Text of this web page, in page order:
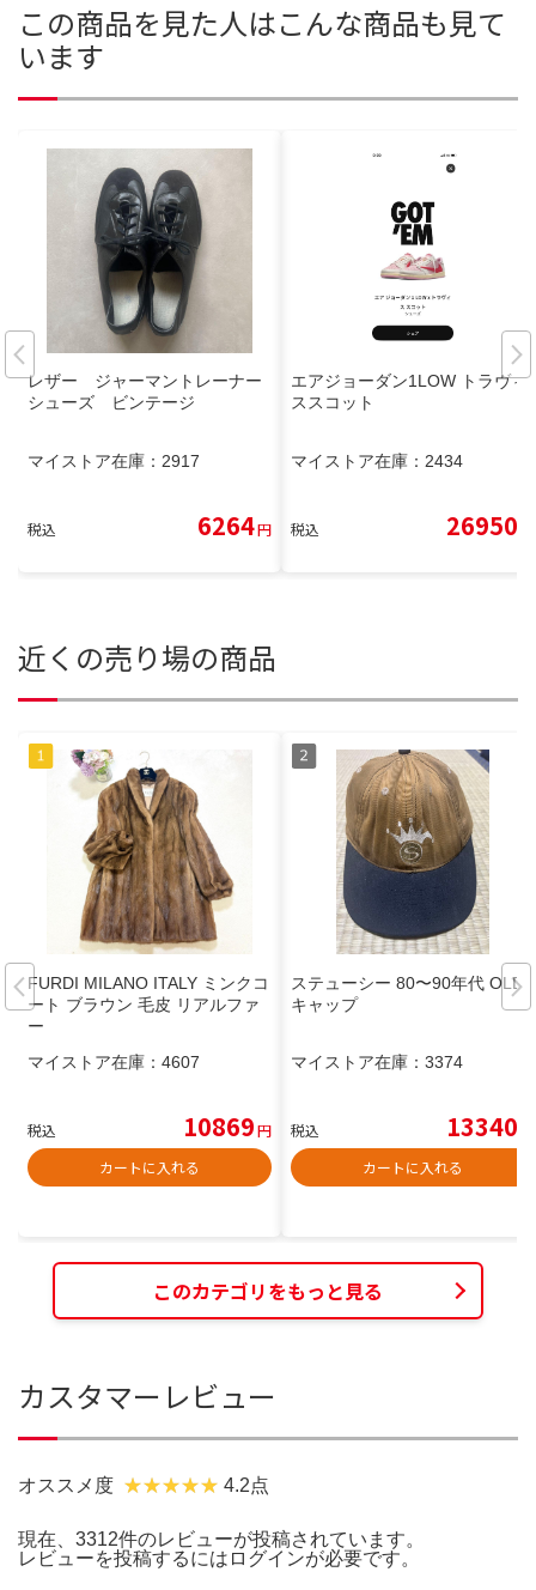
この商品を見た人はこんな商品も見て
います
レザー ジャーマントレーナー
シューズ ビンテージ
マイストア在庫： 2917
税込 6264円
エアジョーダン1LOW トラヴィ
ススコット
マイストア在庫： 2434
税込 26950
近くの売り場の商品
FURDI MILANO ITALY ミンクコ
ート ブラウン 毛皮 リアルファ
ー
マイストア在庫： 4607
税込 10869円
カートに入れる
ステューシー 80〜90年代 OLD
キャップ
マイストア在庫： 3374
税込 13340
カートに入れる
このカテゴリをもっと見る
カスタマーレビュー
オススメ度 4.2点
現在、3312件のレビューが投稿されています。
レビューを投稿するには ログインが必要です。